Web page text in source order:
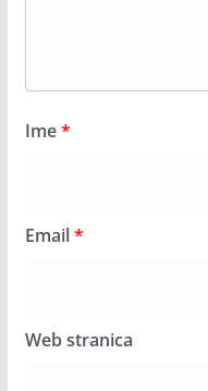
Ime*
Email*
Web stranica